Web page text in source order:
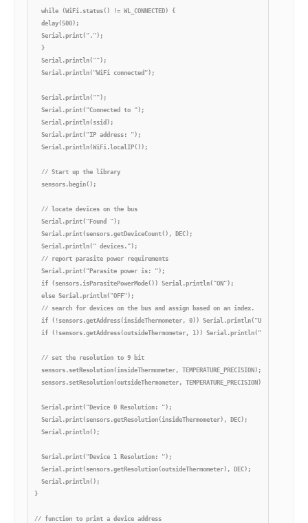
  while (WiFi.status() != WL_CONNECTED) {
  delay(500);
  Serial.print(".");
  }
  Serial.println("");
  Serial.println("WiFi connected");
  Serial.println("");
  Serial.print("Connected to ");
  Serial.println(ssid);
  Serial.print("IP address: ");
  Serial.println(WiFi.localIP());
  // Start up the library
  sensors.begin();
  // locate devices on the bus
  Serial.print("Found ");
  Serial.print(sensors.getDeviceCount(), DEC);
  Serial.println(" devices.");
  // report parasite power requirements
  Serial.print("Parasite power is: ");
  if (sensors.isParasitePowerMode()) Serial.println("ON");
  else Serial.println("OFF");
  // search for devices on the bus and assign based on an index.
if (!sensors.getAddress(insideThermometer, 0)) Serial.println("Unable to
if (!sensors.getAddress(outsideThermometer, 1)) Serial.println("Unable to
  // set the resolution to 9 bit
  sensors.setResolution(insideThermometer, TEMPERATURE_PRECISION);
  sensors.setResolution(outsideThermometer, TEMPERATURE_PRECISION);
  Serial.print("Device 0 Resolution: ");
  Serial.print(sensors.getResolution(insideThermometer), DEC);
  Serial.println();
  Serial.print("Device 1 Resolution: ");
  Serial.print(sensors.getResolution(outsideThermometer), DEC);
  Serial.println();
}
// function to print a device address